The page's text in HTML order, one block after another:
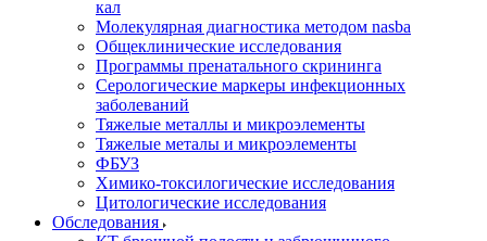
кал
Молекулярная диагностика методом nasba
Общеклинические исследования
Программы пренатального скрининга
Серологические маркеры инфекционных
заболеваний
Тяжелые металлы и микроэлементы
Тяжелые металы и микроэлементы
ФБУЗ
Химико-токсилогические исследования
Цитологические исследования
Обследования